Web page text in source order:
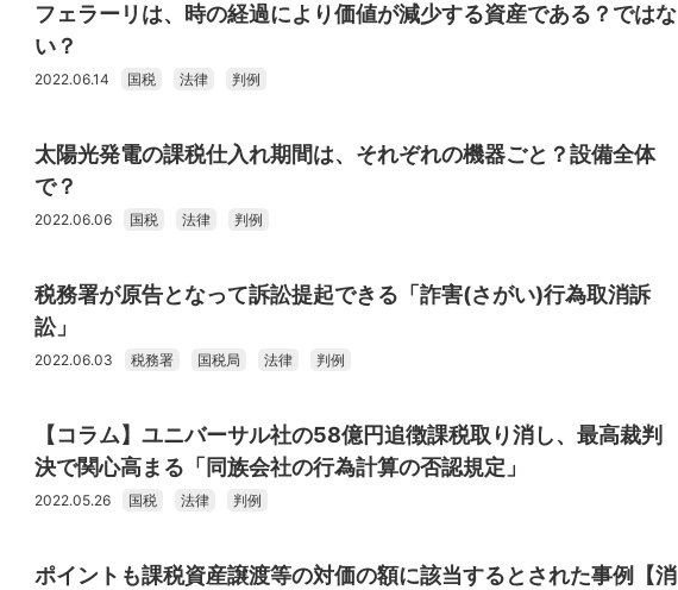
フェラーリは、時の経過により価値が減少する資産である？ではな
い？
2022.06.14 国税 法律 判例
太陽光発電の課税仕入れ期間は、それぞれの機器ごと？設備全体
で？
2022.06.06 国税 法律 判例
税務署が原告となって訴訟提起できる「詐害(さがい)行為取消訴
訟」
2022.06.03 税務署 国税局 法律 判例
【コラム】ユニバーサル社の58億円追徴課税取り消し、最高裁判
決で関心高まる「同族会社の行為計算の否認規定」
2022.05.26 国税 法律 判例
ポイントも課税資産譲渡等の対価の額に該当するとされた事例【消